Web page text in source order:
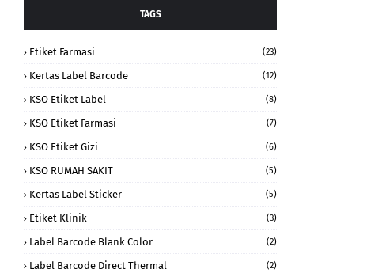
TAGS
Etiket Farmasi (23)
Kertas Label Barcode (12)
KSO Etiket Label (8)
KSO Etiket Farmasi (7)
KSO Etiket Gizi (6)
KSO RUMAH SAKIT (5)
Kertas Label Sticker (5)
Etiket Klinik (3)
Label Barcode Blank Color (2)
Label Barcode Direct Thermal (2)